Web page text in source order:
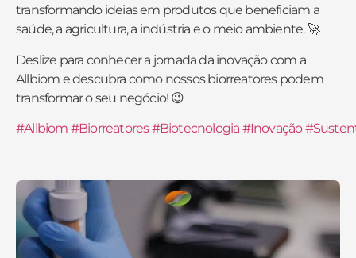
transformando ideias em produtos que beneficiam a
saúde, a agricultura, a indústria e o meio ambiente. 🚀
Deslize para conhecer a jornada da inovação com a
Allbiom e descubra como nossos biorreatores podem
transformar o seu negócio! 😉
#Allbiom #Biorreatores#Biotecnologia #Inovação